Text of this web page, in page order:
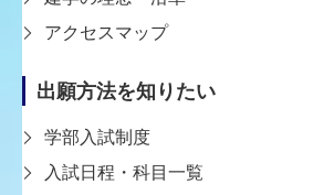
アクセスマップ
出願方法を知りたい
学部入試制度
入試日程・科目一覧
陶芸